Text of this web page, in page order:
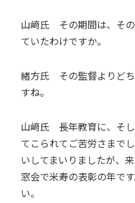
山﨑氏 その期間は、そ
ていたわけですか。
緒方氏 その監督よりど
すね。
山﨑氏 長年教育に、そ
てこられてご苦労さまで
いしてまいりましたが、
窓会で米寿の表彰の年で
い。